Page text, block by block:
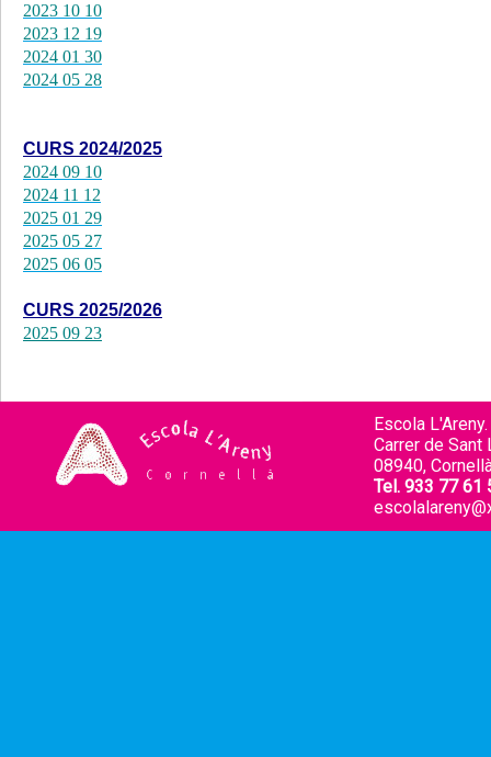
2023 10 10
2023 12 19
2024 01 30
2024 05 28
CURS 2024/2025
2024 09 10
2024 11 12
2025 01 29
2025 05 27
2025 06 05
CURS 2025/2026
2025 09 23
Escola L'Areny.
Carrer de Sant
08940,
Tel. 933 77 61